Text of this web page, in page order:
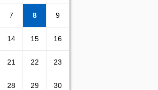
7 8 9
14 15 16
21 22 23
28 29 30